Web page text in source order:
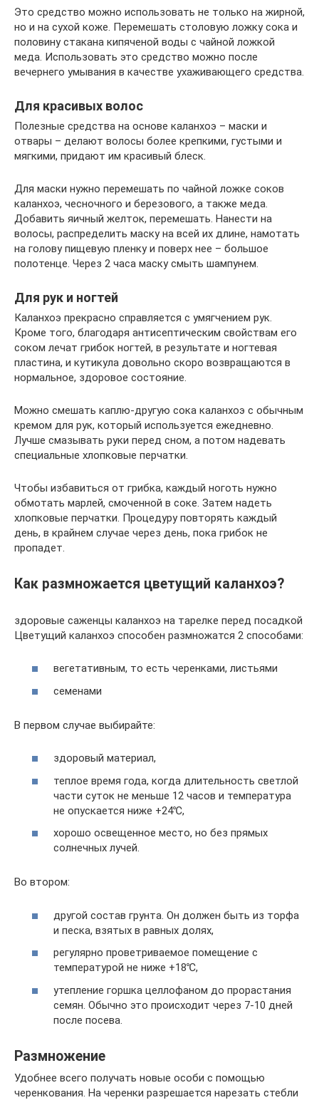
Это средство можно использовать не только на жирной,
но и на сухой коже. Перемешать столовую ложку сока и
половину стакана кипяченой воды с чайной ложкой
меда. Использовать это средство можно после
вечернего умывания в качестве ухаживающего средства.
Для красивых волос
Полезные средства на основе каланхоэ – маски и
отвары – делают волосы более крепкими, густыми и
мягкими, придают им красивый блеск.
Для маски нужно перемешать по чайной ложке соков
каланхоэ, чесночного и березового, а также меда.
Добавить яичный желток, перемешать. Нанести на
волосы, распределить маску на всей их длине, намотать
на голову пищевую пленку и поверх нее – большое
полотенце. Через 2 часа маску смыть шампунем.
Для рук и ногтей
Каланхоэ прекрасно справляется с умягчением рук.
Кроме того, благодаря антисептическим свойствам его
соком лечат грибок ногтей, в результате и ногтевая
пластина, и кутикула довольно скоро возвращаются в
нормальное, здоровое состояние.
Можно смешать каплю-другую сока каланхоэ с обычным
кремом для рук, который используется ежедневно.
Лучше смазывать руки перед сном, а потом надевать
специальные хлопковые перчатки.
Чтобы избавиться от грибка, каждый ноготь нужно
обмотать марлей, смоченной в соке. Затем надеть
хлопковые перчатки. Процедуру повторять каждый
день, в крайнем случае через день, пока грибок не
пропадет.
Как размножается цветущий каланхоэ?
здоровые саженцы каланхоэ на тарелке перед посадкой
Цветущий каланхоэ способен размножатся 2 способами:
вегетативным, то есть черенками, листьями
семенами
В первом случае выбирайте:
здоровый материал,
теплое время года, когда длительность светлой
части суток не меньше 12 часов и температура
не опускается ниже +24℃,
хорошо освещенное место, но без прямых
солнечных лучей.
Во втором:
другой состав грунта. Он должен быть из торфа
и песка, взятых в равных долях,
регулярно проветриваемое помещение с
температурой не ниже +18℃,
утепление горшка целлофаном до прорастания
семян. Обычно это происходит через 7-10 дней
после посева.
Размножение
Удобнее всего получать новые особи с помощью
черенкования. На черенки разрешается нарезать стебли